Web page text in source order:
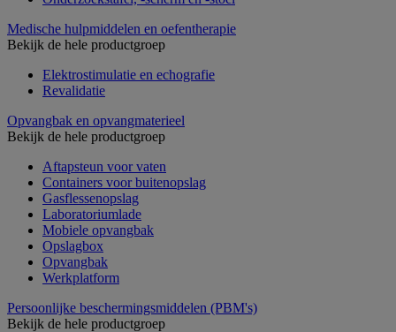
Medische hulpmiddelen en oefentherapie
Bekijk de hele productgroep
Elektrostimulatie en echografie
Revalidatie
Opvangbak en opvangmaterieel
Bekijk de hele productgroep
Aftapsteun voor vaten
Containers voor buitenopslag
Gasflessenopslag
Laboratoriumlade
Mobiele opvangbak
Opslagbox
Opvangbak
Werkplatform
Persoonlijke beschermingsmiddelen (PBM's)
Bekijk de hele productgroep